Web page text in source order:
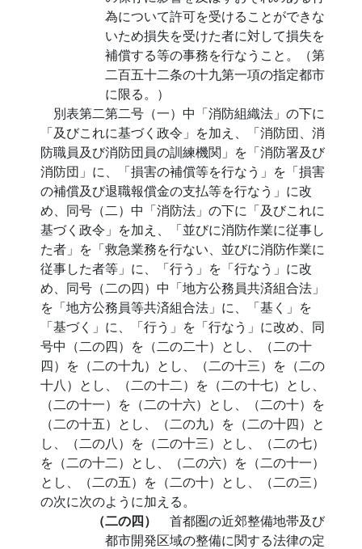
為について許可を受けることができな
いため損失を受けた者に対して損失を
補償する等の事務を行なうこと。（第
二百五十二条の十九第一項の指定都市
に限る。）
別表第二第二号（一）中「消防組織法」の下に
「及びこれに基づく政令」を加え、「消防団、消
防職員及び消防団員の訓練機関」を「消防署及び
消防団」に、「損害の補償等を行なう」を「損害
の補償及び退職報償金の支払等を行なう」に改
め、同号（二）中「消防法」の下に「及びこれに
基づく政令」を加え、「並びに消防作業に従事し
た者」を「救急業務を行ない、並びに消防作業に
従事した者等」に、「行う」を「行なう」に改
め、同号（二の四）中「地方公務員共済組合法」
を「地方公務員等共済組合法」に、「基く」を
「基づく」に、「行う」を「行なう」に改め、同
号中（二の四）を（二の二十）とし、（二の十
四）を（二の十九）とし、（二の十三）を（二の
十八）とし、（二の十二）を（二の十七）とし、
（二の十一）を（二の十六）とし、（二の十）を
（二の十五）とし、（二の九）を（二の十四）と
し、（二の八）を（二の十三）とし、（二の七）
を（二の十二）とし、（二の六）を（二の十一）
とし、（二の五）を（二の十）とし、（二の三）
の次に次のように加える。
（二の四） 首都圏の近郊整備地帯及び
都市開発区域の整備に関する法律の定